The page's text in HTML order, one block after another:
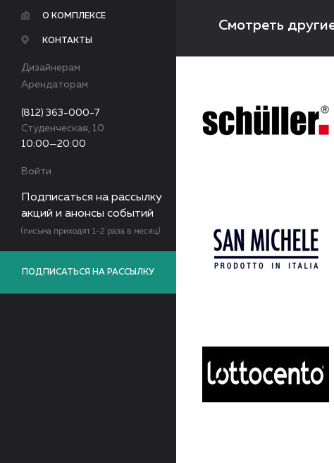
О КОМПЛЕКСЕ
КОНТАКТЫ
Дизайнерам
Арендаторам
(812) 363-000-7
Студенческая, 10
10:00—20:00
Войти
Подписаться на рассылку
акций и анонсы событий
(письма приходят 1-2 раза в месяц)
ПОДПИСАТЬСЯ НА РАССЫЛКУ
Смотреть